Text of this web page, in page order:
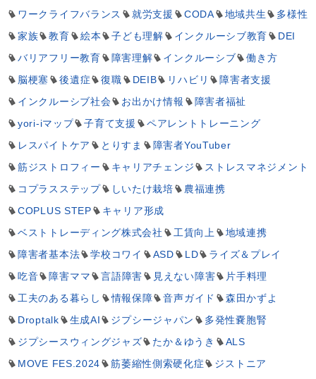
ワークライフバランス
就労支援 CODA 地域共生
多様性
家族
教育 絵本 子ども理解 インクルーシブ教育
DEI
バリアフリー教育
障害理解 インクルーシブ
働き方
脳梗塞
後遺症 復職 DEIB リハビリ
障害者支援
インクルーシブ社会
お出かけ情報
障害者福祉
yori-iマップ
子育て支援
ペアレントトレーニング
レスパイトケア
とりすま
障害者YouTuber
筋ジストロフィー
キャリアチェンジ
ストレスマネジメント
コプラスステップ
しいたけ栽培
農福連携
COPLUS STEP
キャリア形成
ベストトレーディング株式会社
工賃向上
地域連携
障害者基本法
学校コワイ ASD LD
ライズ＆プレイ
吃音
障害ママ 言語障害 見えない障害
片手料理
工夫のある暮らし
情報保障 音声ガイド
森田かずよ
Droptalk
生成AI ジプシージャパン
多発性嚢胞腎
ジプシースウィングジャズ
たか＆ゆうき
ALS
MOVE FES.2024
筋萎縮性側索硬化症
ジストニア